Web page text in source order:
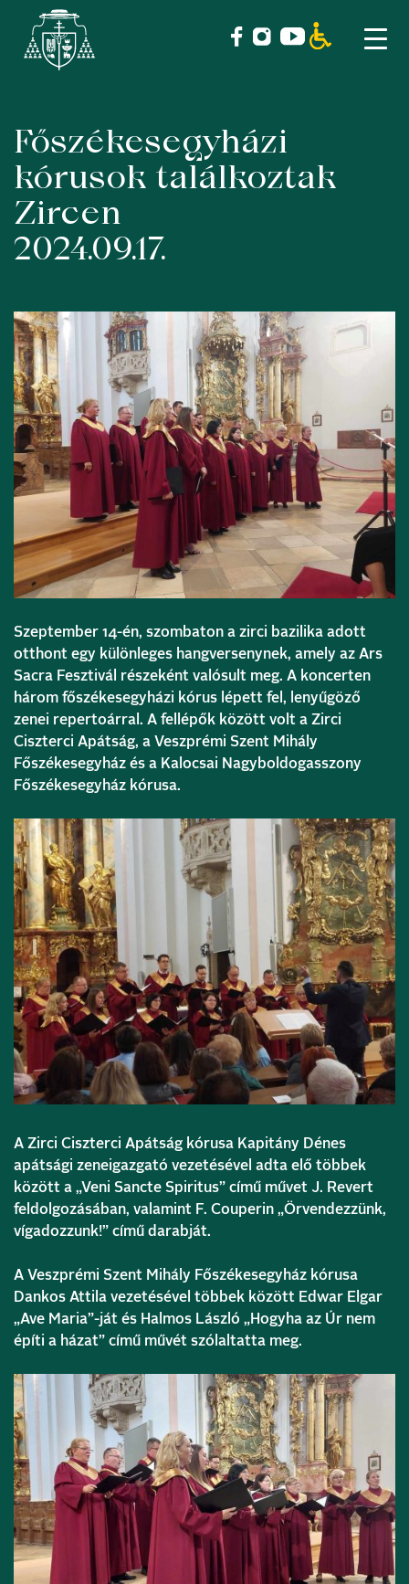
Skip
content
Főszékesegyházi
kórusok találkoztak
Zircen
2024.09.17.
Szeptember 14-én, szombaton a zirci bazilika adott
otthont egy különleges hangversenynek, amely az Ars
Sacra Fesztivál részeként valósult meg. A koncerten
három főszékesegyházi kórus lépett fel, lenyűgöző
zenei repertoárral. A fellépők között volt a Zirci
Ciszterci Apátság, a Veszprémi Szent Mihály
Főszékesegyház és a Kalocsai Nagyboldogasszony
Főszékesegyház kórusa.
A Zirci Ciszterci Apátság kórusa Kapitány Dénes
apátsági zeneigazgató vezetésével adta elő többek
között a „Veni Sancte Spiritus” című művet J. Revert
feldolgozásában, valamint F. Couperin „Örvendezzünk,
vígadozzunk!” című darabját.
A Veszprémi Szent Mihály Főszékesegyház kórusa
Dankos Attila vezetésével többek között Edwar Elgar
„Ave Maria”-ját és Halmos László „Hogyha az Úr nem
építi a házat” című művét szólaltatta meg.